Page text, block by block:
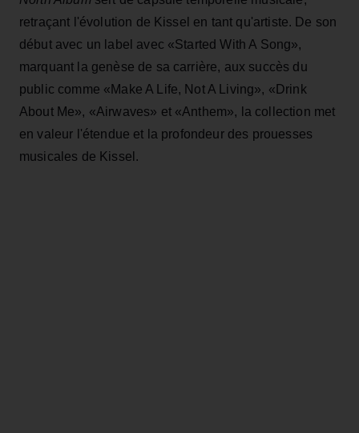
retraçant l'évolution de Kissel en tant qu'artiste. De son
début avec un label avec «Started With A Song»,
marquant la genèse de sa carrière, aux succès du
public comme «Make A Life, Not A Living», «Drink
About Me», «Airwaves» et «Anthem», la collection met
en valeur l'étendue et la profondeur des prouesses
musicales de Kissel.